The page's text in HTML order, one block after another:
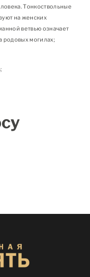
Тонкоствольные
на женских
ветвью означает
родовых могилах;